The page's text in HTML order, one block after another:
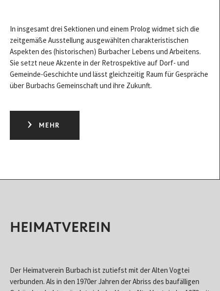
In insgesamt drei Sektionen und einem Prolog widmet sich die
zeitgemäße Ausstellung ausgewählten charakteristischen
Aspekten des (historischen) Burbacher Lebens und Arbeitens.
Sie setzt neue Akzente in der Retrospektive auf Dorf- und
Gemeinde-Geschichte und lässt gleichzeitig Raum für Gespräche
über Burbachs Gemeinschaft und ihre Zukunft.
MEHR
HEIMATVEREIN
Der Heimatverein Burbach ist zutiefst mit der Alten Vogtei
verbunden. Als in den 1970er Jahren der Abriss des baufälligen